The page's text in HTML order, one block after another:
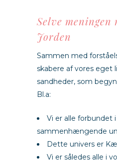
Selve meningen
Jorden
Sammen med
skabere af vores eget
sandheder, som
Bl.a:
Vi er alle forbundet
sammenhængende
Dette univers er
Vi er således alle i